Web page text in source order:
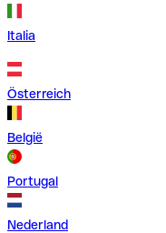
Italia
Österreich
België
Portugal
Nederland